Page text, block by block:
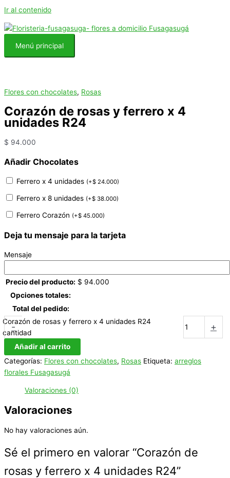
Ir al contenido
Menú principal
Flores con chocolates, Rosas
Corazón de rosas y ferrero x 4
unidades R24
$ 94.000
Añadir Chocolates
Ferrero x 4 unidades (+$ 24.000)
Ferrero x 8 unidades (+$ 38.000)
Ferrero Corazón (+$ 45.000)
Deja tu mensaje para la tarjeta
Mensaje
Precio del producto: $ 94.000
Opciones totales:
Total del pedido:
-
Corazón de rosas y ferrero x 4 unidades R24
cantidad
+
Añadir al carrito
Categorías: Flores con chocolates, Rosas Etiqueta: arreglos
florales Fusagasugá
Valoraciones (0)
Valoraciones
No hay valoraciones aún.
Sé el primero en valorar “Corazón de
rosas y ferrero x 4 unidades R24”